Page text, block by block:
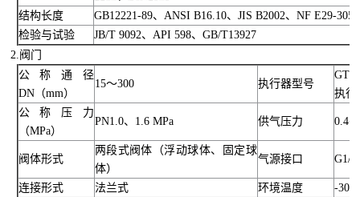
结构长度
GB12221-89、ANSI B16.10、JIS B2002、NF E29-305
检验与试验
JB/T 9092、API 598、GB/T13927
2.阀门
公称通径
DN（mm）
15～300 执行器型号
GT
执行
公称压力
（MPa）
PN1.0、1.6 MPa 供气压力 0.4
阀体形式
两段式阀体（浮动球体、固定球
体）
气源接口 G1/
连接形式 法兰式 环境温度 -30